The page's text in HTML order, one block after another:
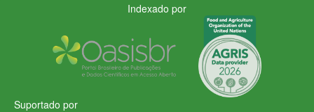
Indexado por
Suportado por